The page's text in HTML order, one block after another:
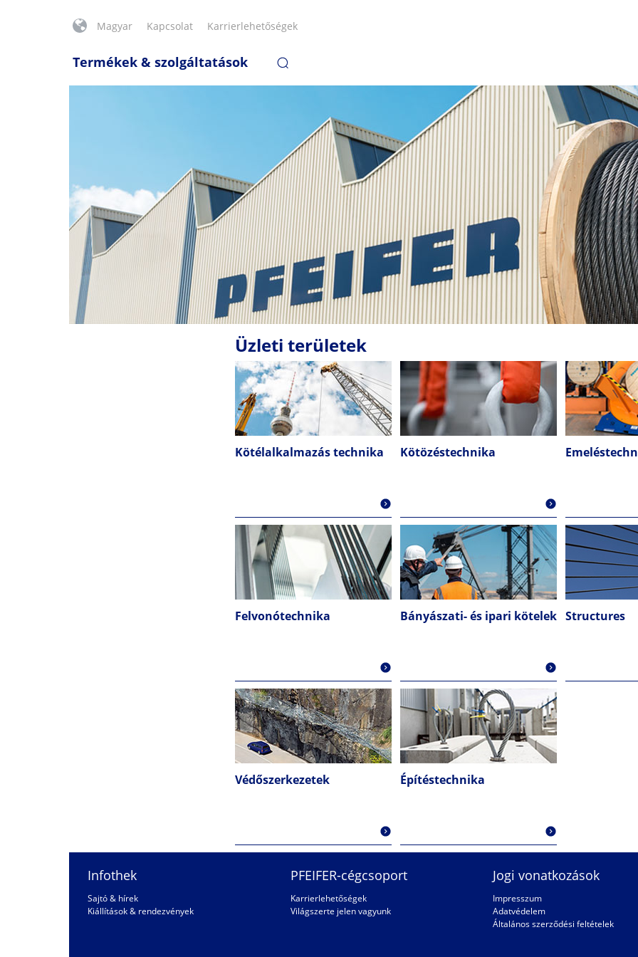
Magyar Kapcsolat Karrierlehetőségek
Termékek & szolgáltatások
Üzleti területek
Kötélalkalmazás technika Kötözéstechnika
Felvonótechnika Bányászati- és ipari kötelek Structures
Védőszerkezetek Építéstechnika
Infothek
Sajtó & hírek
Kiállítások & rendezvények
PFEIFER-cégcsoport
Karrierlehetőségek
Világszerte jelen vagyunk
Jogi vonatkozások
Impresszum
Adatvédelem
Általános szerződési feltételek